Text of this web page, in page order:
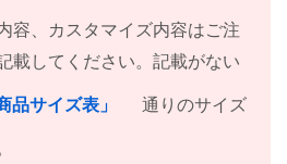
容、カスタマイズ内容はご注
載してください。記載がない
品サイズ表」 通りのサイズ